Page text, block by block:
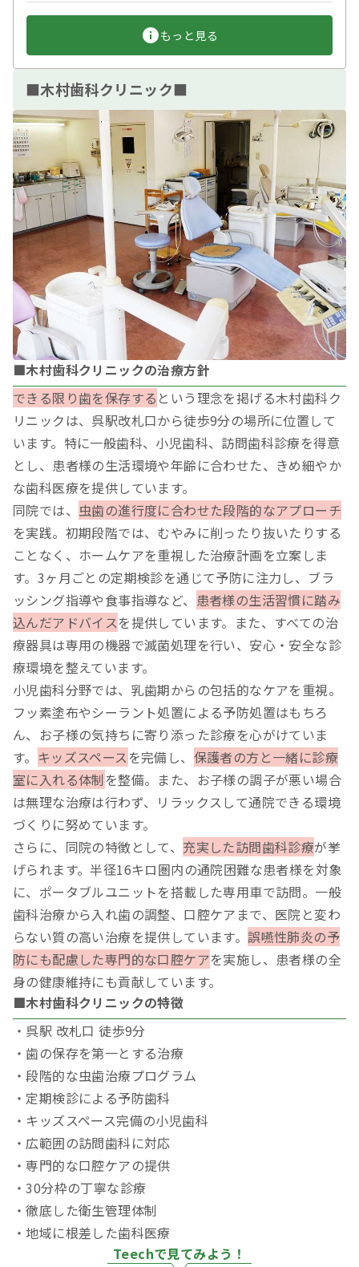
もっと見る
■木村歯科クリニック■
■木村歯科クリニックの治療方針
できる限り歯を保存する という理念を掲げる木村歯科ク
リニックは、呉駅改札口から徒歩9分の場所に位置して
います。特に一般歯科、小児歯科、訪問歯科診療を得意
とし、患者様の生活環境や年齢に合わせた、きめ細やか
な歯科医療を提供しています。
同院では、 虫歯の進行度に合わせた段階的なアプローチ
を実践。初期段階では、むやみに削ったり抜いたりする
ことなく、ホームケアを重視した治療計画を立案しま
す。3ヶ月ごとの定期検診を通じて予防に注力し、ブラ
ッシング指導や食事指導など、 患者様の生活習慣に踏み
込んだアドバイスを提供しています。また、すべての治
療器具は専用の機器で滅菌処理を行い、安心・安全な診
療環境を整えています。
小児歯科分野では、乳歯期からの包括的なケアを重視。
フッ素塗布やシーラント処置による予防処置はもちろ
ん、お子様の気持ちに寄り添った診療を心がけていま
す。 キッズスペースを完備し、 保護者の方と一緒に診療
室に入れる体制を整備。また、お子様の調子が悪い場合
は無理な治療は行わず、リラックスして通院できる環境
づくりに努めています。
さらに、同院の特徴として、 充実した訪問歯科診療が挙
げられます。半径16キロ圏内の通院困難な患者様を対象
に、ポータブルユニットを搭載した専用車で訪問。一般
歯科治療から入れ歯の調整、口腔ケアまで、医院と変わ
らない質の高い治療を提供しています。誤嚥性肺炎の予
防にも配慮した専門的な口腔ケアを実施し、患者様の全
身の健康維持にも貢献しています。
■木村歯科クリニックの特徴
・呉駅 改札口 徒歩9分
・歯の保存を第一とする治療
・段階的な虫歯治療プログラム
・定期検診による予防歯科
・キッズスペース完備の小児歯科
・広範囲の訪問歯科に対応
・専門的な口腔ケアの提供
・30分枠の丁寧な診療
・徹底した衛生管理体制
・地域に根差した歯科医療
Teechで見てみよう！